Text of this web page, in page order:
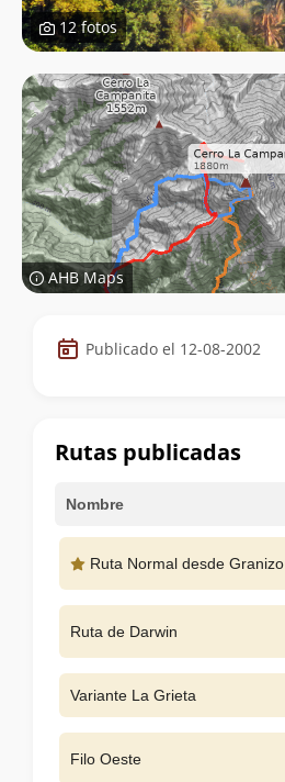
12 fotos
AHB Maps
Datos
de
cumbre
Publicado el 12-08-2002
Rutas publicadas
Nombre
Ruta Normal desde Granizo
Ruta de Darwin
Variante La Grieta
Filo Oeste